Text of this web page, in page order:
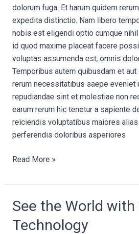
dolorum fuga. Et harum quidem
expedita distinctio. Nam libero
nobis est eligendi optio cumque
id quod maxime placeat facere
voluptas assumenda est, omnis
Temporibus autem quibusdam et
rerum necessitatibus saepe eveniet
repudiandae sint et molestiae non
earum rerum hic tenetur a sapiente
reiciendis voluptatibus maiores
perferendis doloribus asperiores
Read More »
See the World with
Technology
See
World